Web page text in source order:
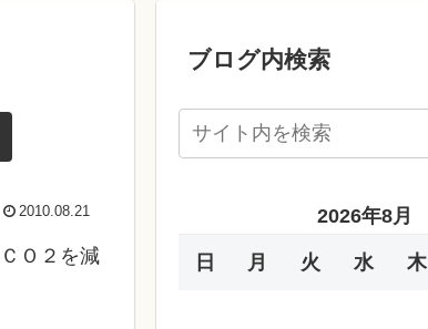
2010.08.21
Ｏ２を減
ブログ内検索
2026年8月
日 月 火 水 木